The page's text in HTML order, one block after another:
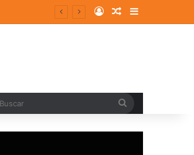
Log InRandom Article
Sidebar